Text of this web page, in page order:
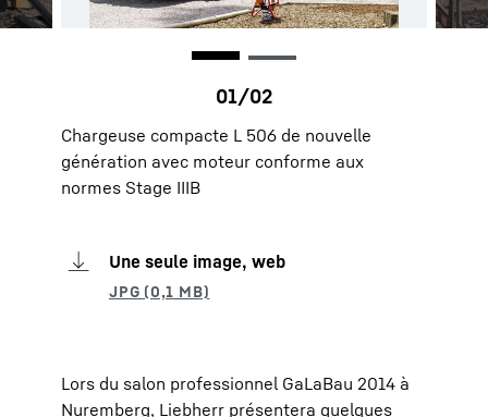
Chargeuse compacte L 506 de nouvelle
génération avec moteur conforme aux
normes Stage IIIB
Une seule image, web
Lors du salon professionnel GaLaBau 2014 à
Nuremberg, Liebherr présentera quelques